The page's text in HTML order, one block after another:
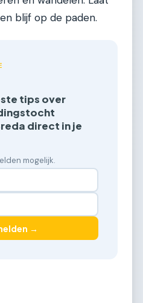
blijf op de paden.
tips over
direct in je
mogelijk.
→